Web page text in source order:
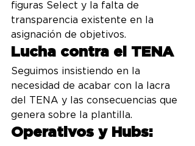
figuras Select y la falta de
transparencia existente en la
asignación de objetivos.
Lucha contra el TENA
Seguimos insistiendo en la
necesidad de acabar con la lacra
del TENA y las consecuencias que
genera sobre la plantilla.
Operativos y Hubs: